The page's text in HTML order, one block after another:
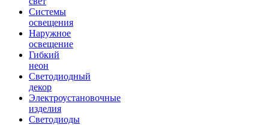
Системы
освещения
Наружное
освещение
Гибкий
неон
Светодиодный
декор
Электроустановочные
изделия
Светодиоды